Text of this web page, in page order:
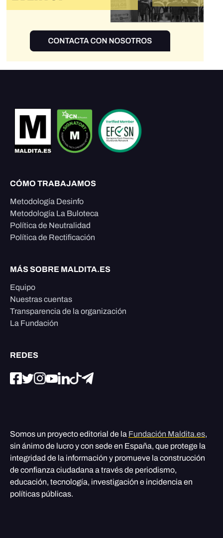
CÓMO TRABAJAMOS
Metodología Desinfo
Metodología La Buloteca
Política de Neutralidad
Política de Rectificación
MÁS SOBRE MALDITA.ES
Equipo
Nuestras cuentas
Transparencia de la organización
La Fundación
REDES
Somos un proyecto editorial de la Fundación Maldita.es,
sin ánimo de lucro y con sede en España, que protege la
integridad de la información y promueve la construcción
de confianza ciudadana a través de periodismo,
educación, tecnología, investigación e incidencia en
políticas públicas.